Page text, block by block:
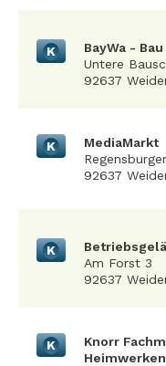
K
BayWa -
Untere
92637
K
MediaMarkt
92637
K
Am Forst 3
92637
K
Knorr
Heimwerken